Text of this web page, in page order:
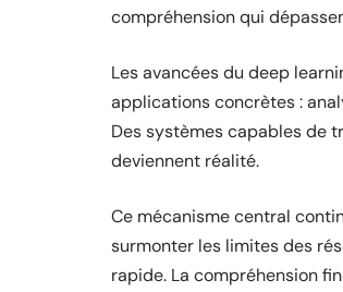
compréhension qui
Les avancées du deep
applications concrètes :
Des systèmes capables de
deviennent réalité.
Ce mécanisme central
surmonter les limites des
rapide. La compréhension